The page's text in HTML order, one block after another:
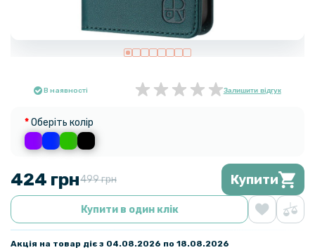
В наявності Залишити відгук
Оберіть колір
424 грн499 грн Купити
Купити в один клік
Акція на товар діє з 04.08.2026 по 18.08.2026